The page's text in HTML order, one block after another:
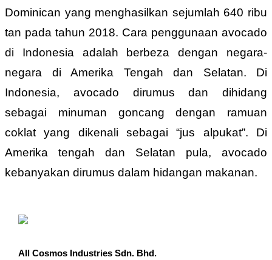
Dominican yang menghasilkan sejumlah 640 ribu
tan pada tahun 2018. Cara penggunaan avocado
di Indonesia adalah berbeza dengan negara-
negara di Amerika Tengah dan Selatan. Di
Indonesia, avocado dirumus dan dihidang
sebagai minuman goncang dengan ramuan
coklat yang dikenali sebagai “jus alpukat”. Di
Amerika tengah dan Selatan pula, avocado
kebanyakan dirumus dalam hidangan makanan.
All Cosmos Industries Sdn. Bhd.